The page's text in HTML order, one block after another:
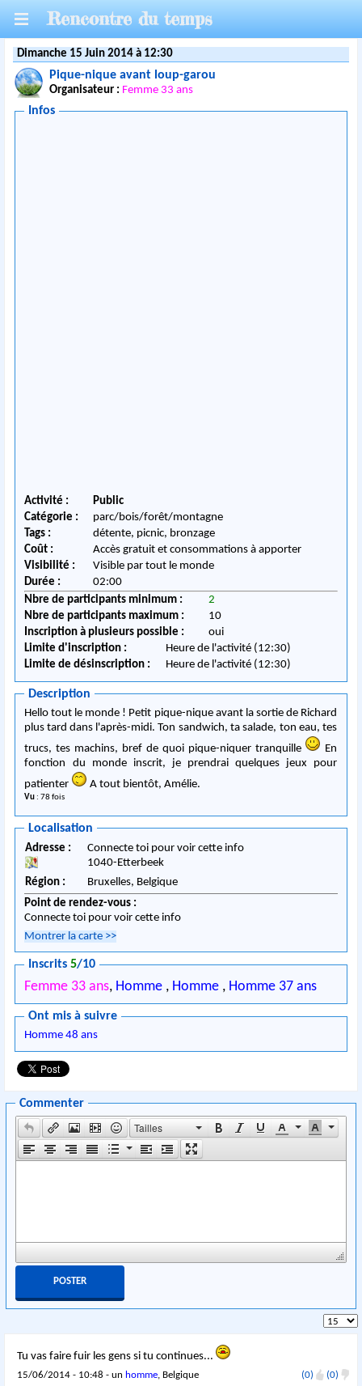
Rencontre du temps
Dimanche 15 Juin 2014 à 12:30
Pique-nique avant loup-garou
Organisateur : Femme 33 ans
Infos
Activité :
Public
Catégorie :
parc/bois/forêt/montagne
Tags :
détente, picnic, bronzage
Coût :
Accès gratuit et consommations à apporter
Visibilité :
Visible par tout le monde
Durée :
02:00
Nbre de participants minimum :
2
Nbre de participants maximum :
10
Inscription à plusieurs possible :
oui
Limite d'inscription :
Heure de l'activité (12:30)
Limite de désinscription :
Heure de l'activité (12:30)
Description
Hello tout le monde ! Petit pique-nique avant la sortie de Richard
plus tard dans l'après-midi. Ton sandwich, ta salade, ton eau, tes
trucs, tes machins, bref de quoi pique-niquer tranquille
fonction du monde inscrit, je prendrai quelques jeux pour
patienter
A tout bientôt, Amélie.
Vu : 78 fois
Localisation
Adresse :
Connecte toi pour voir cette info
1040-Etterbeek
Région :
Bruxelles, Belgique
Point de rendez-vous :
Connecte toi pour voir cette info
Montrer la carte >>
Inscrits5/10
Femme 33 ans, Homme , Homme , Homme 37 ans
Ont mis à suivre
Homme 48 ans
Commenter
Tailles
Tu vas faire fuir les gens si tu continues...
15/06/2014 - 10:48 - un homme, Belgique (0) (0)